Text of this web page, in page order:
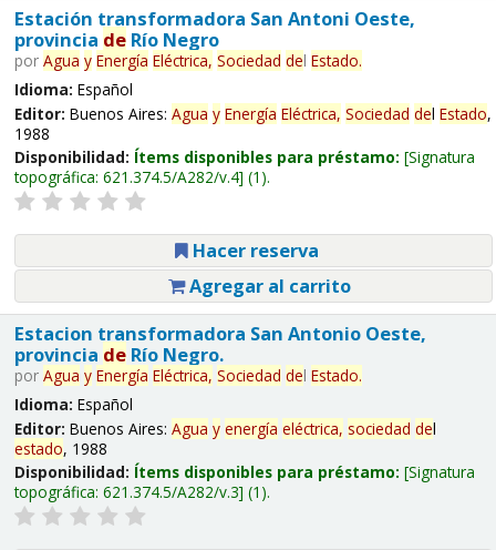
Estación transformadora San Antoni Oeste,
provincia deRío Negro
por Agua y Energía Eléctrica, Sociedad del Estado.
Idioma: Español
Editor: Buenos Aires: Agua y Energía Eléctrica, Sociedad del Estado,
1988
Disponibilidad: Ítems disponibles para préstamo: Signatura
topográfica: 621.374.5/A282/v.4 (1).
Hacer reserva
Agregar al carrito
Estacion transformadora San Antonio Oeste,
provincia deRío Negro.
por Agua y Energía Eléctrica, Sociedad del Estado.
Idioma: Español
Editor: Buenos Aires: Agua y energía eléctrica, sociedad del
estado, 1988
Disponibilidad: Ítems disponibles para préstamo: Signatura
topográfica: 621.374.5/A282/v.3 (1).